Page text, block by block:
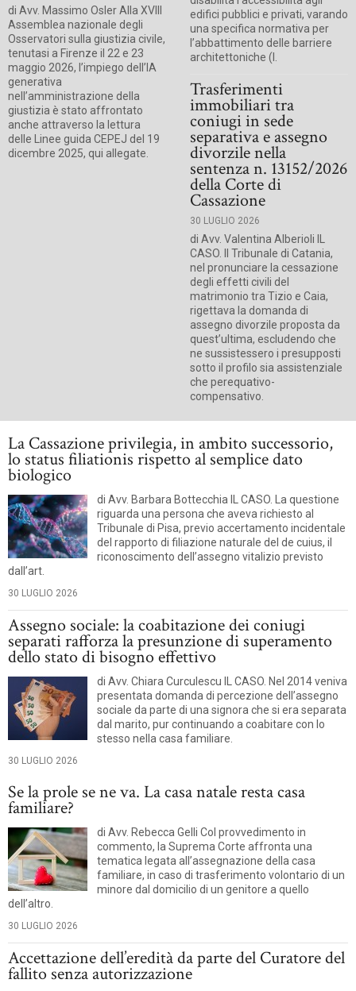
di Avv. Massimo Osler Alla XVIII
Assemblea nazionale degli
Osservatori sulla giustizia civile,
tenutasi a Firenze il 22 e 23
maggio 2026, l’impiego dell’IA
generativa
nell’amministrazione della
giustizia è stato affrontato
anche attraverso la lettura
delle Linee guida CEPEJ del 19
dicembre 2025, qui allegate.
edifici pubblici e privati, varando
una specifica normativa per
l’abbattimento delle barriere
architettoniche (l.
Trasferimenti
immobiliari tra
coniugi in sede
separativa e assegno
divorzile nella
sentenza n. 13152/2026
della Corte di
Cassazione
30 LUGLIO 2026
di Avv. Valentina Alberioli IL
CASO. Il Tribunale di Catania,
nel pronunciare la cessazione
degli effetti civili del
matrimonio tra Tizio e Caia,
rigettava la domanda di
assegno divorzile proposta da
quest’ultima, escludendo che
ne sussistessero i presupposti
sotto il profilo sia assistenziale
che perequativo-
compensativo.
La Cassazione privilegia, in ambito successorio,
lo status filiationis rispetto al semplice dato
biologico
di Avv. Barbara Bottecchia IL CASO. La questione
riguarda una persona che aveva richiesto al
Tribunale di Pisa, previo accertamento incidentale
del rapporto di filiazione naturale del de cuius, il
riconoscimento dell’assegno vitalizio previsto
dall’art.
30 LUGLIO 2026
Assegno sociale: la coabitazione dei coniugi
separati rafforza la presunzione di superamento
dello stato di bisogno effettivo
di Avv. Chiara Curculescu IL CASO. Nel 2014 veniva
presentata domanda di percezione dell’assegno
sociale da parte di una signora che si era separata
dal marito, pur continuando a coabitare con lo
stesso nella casa familiare.
30 LUGLIO 2026
Se la prole se ne va. La casa natale resta casa
familiare?
di Avv. Rebecca Gelli Col provvedimento in
commento, la Suprema Corte affronta una
tematica legata all’assegnazione della casa
familiare, in caso di trasferimento volontario di un
minore dal domicilio di un genitore a quello
dell’altro.
30 LUGLIO 2026
Accettazione dell’eredità da parte del Curatore del
fallito senza autorizzazione